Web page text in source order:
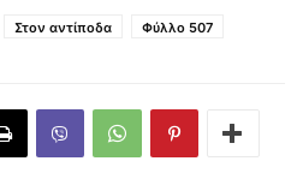
Στον αντίποδα Φύλλο 507